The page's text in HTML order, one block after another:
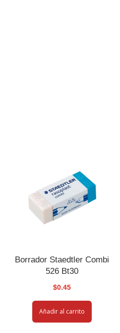
Borrador Staedtler Combi
526 Bt30
$0.45
Añadir al carrito